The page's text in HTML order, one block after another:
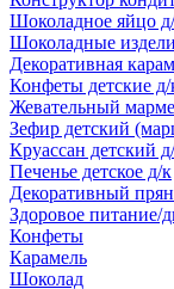
Шоколадное яйцо
Шоколадные
Декоративная
Конфеты детские д/
Жевательный
Зефир детский
Круассан детский
Печенье детское д/к
Декоративный
Здоровое питание/
Конфеты
Карамель
Шоколад